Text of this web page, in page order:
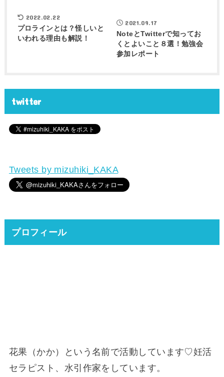
2022.02.22
プロラインとは？怪しいと
いわれる理由も解説！
2021.09.17
NoteとTwitterで知ってお
くとよいこと８選！勉強会
参加レポート
twitter
Tweets by mizuhiki_KAKA
プロフィール
花果（かか）という名前で活動しています♡妊活
セラピスト、水引作家をしています。